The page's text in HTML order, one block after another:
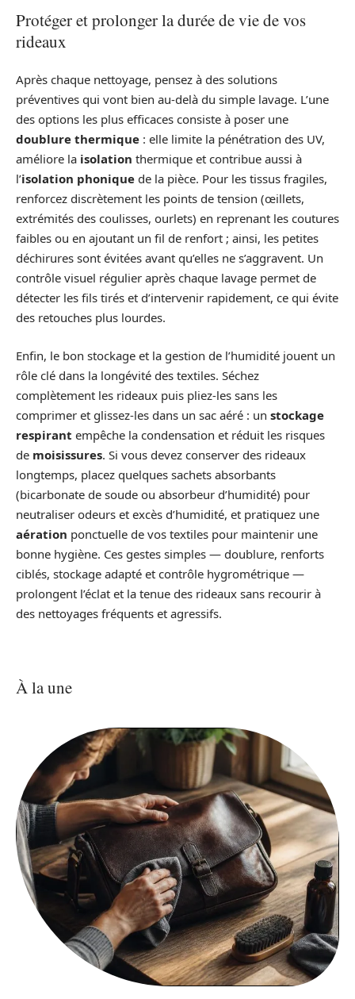
Protéger et prolonger la durée de vie de vos
rideaux
Après chaque nettoyage, pensez à des solutions
préventives qui vont bien au‑delà du simple lavage. L’une
des options les plus efficaces consiste à poser une
doublure thermique : elle limite la pénétration des UV,
améliore la isolation thermique et contribue aussi à
l’isolation phonique de la pièce. Pour les tissus fragiles,
renforcez discrètement les points de tension (œillets,
extrémités des coulisses, ourlets) en reprenant les coutures
faibles ou en ajoutant un fil de renfort ; ainsi, les petites
déchirures sont évitées avant qu’elles ne s’aggravent. Un
contrôle visuel régulier après chaque lavage permet de
détecter les fils tirés et d’intervenir rapidement, ce qui évite
des retouches plus lourdes.
Enfin, le bon stockage et la gestion de l’humidité jouent un
rôle clé dans la longévité des textiles. Séchez
complètement les rideaux puis pliez‑les sans les
comprimer et glissez‑les dans un sac aéré : un stockage
respirant empêche la condensation et réduit les risques
de moisissures. Si vous devez conserver des rideaux
longtemps, placez quelques sachets absorbants
(bicarbonate de soude ou absorbeur d’humidité) pour
neutraliser odeurs et excès d’humidité, et pratiquez une
aération ponctuelle de vos textiles pour maintenir une
bonne hygiène. Ces gestes simples — doublure, renforts
ciblés, stockage adapté et contrôle hygrométrique —
prolongent l’éclat et la tenue des rideaux sans recourir à
des nettoyages fréquents et agressifs.
À la une